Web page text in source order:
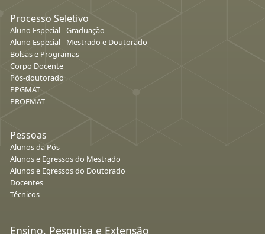
Processo Seletivo
Aluno Especial - Graduação
Aluno Especial - Mestrado e Doutorado
Bolsas e Programas
Corpo Docente
Pós-doutorado
PPGMAT
PROFMAT
Pessoas
Alunos da Pós
Alunos e Egressos do Mestrado
Alunos e Egressos do Doutorado
Docentes
Técnicos
Ensino, Pesquisa e Extensão